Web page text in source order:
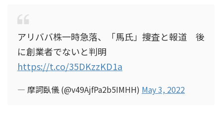
アリババ株一時急落、「馬氏」捜査と報道 後
に創業者でないと判明
https://t.co/35DKzzKD1a
— 摩訶臥儀 (@v49AjfPa2b5IMHH) May 3, 2022